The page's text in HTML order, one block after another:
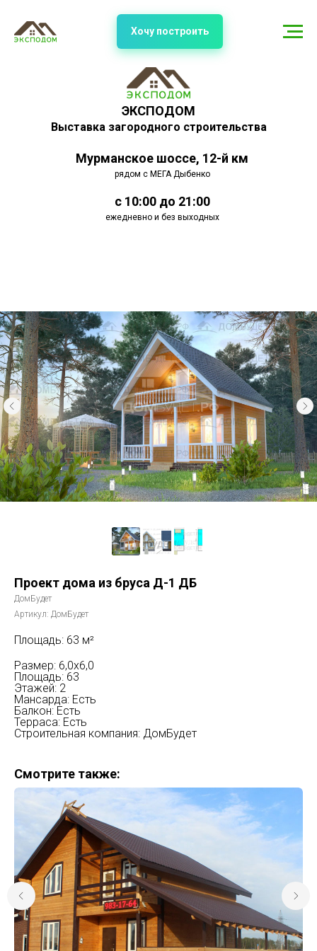
ЭКСПОДОМ
Выставка загородного строительства
Мурманское шоссе, 12-й км
рядом с МЕГА Дыбенко
с 10:00 до 21:00
ежедневно и без выходных
Хочу построить
Проект дома из бруса Д-1 ДБ
ДомБудет
Артикул: ДомБудет
Площадь: 63 м²
Размер: 6,0x6,0
Площадь: 63
Этажей: 2
Мансарда: Есть
Балкон: Есть
Терраса: Есть
Строительная компания: ДомБудет
Смотрите также: